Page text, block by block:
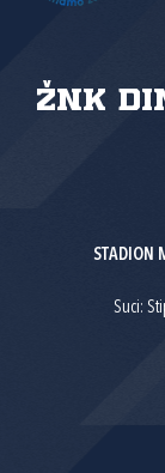
ŽNK
STADION
Suci: